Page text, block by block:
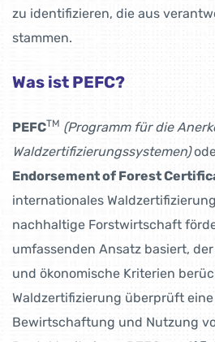
zu identifizieren, die aus
stammen.
Was ist PEFC?
PEFCTM (Programm für die
Waldzertifizierungssystemen)
Endorsement of Forest
internationales
nachhaltige Forstwirtschaft
umfassenden Ansatz basiert,
und ökonomische Kriterien
Waldzertifizierung überprüft
Bewirtschaftung und Nutzung